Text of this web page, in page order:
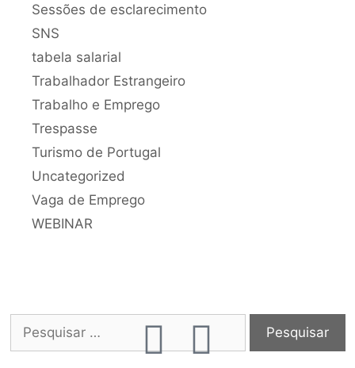
Sessões de esclarecimento
SNS
tabela salarial
Trabalhador Estrangeiro
Trabalho e Emprego
Trespasse
Turismo de Portugal
Uncategorized
Vaga de Emprego
WEBINAR